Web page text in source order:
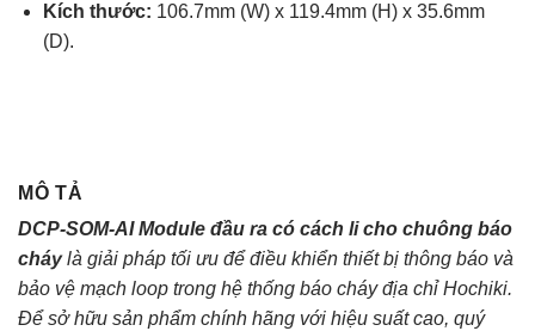
Kích thước: 106.7mm (W) x 119.4mm (H) x 35.6mm
(D).
MÔ TẢ
DCP-SOM-AI Module đầu ra có cách li cho chuông báo
cháylà giải pháp tối ưu để điều khiển thiết bị thông báo và
bảo vệ mạch loop trong hệ thống báo cháy địa chỉ Hochiki.
Để sở hữu sản phẩm chính hãng với hiệu suất cao, quý